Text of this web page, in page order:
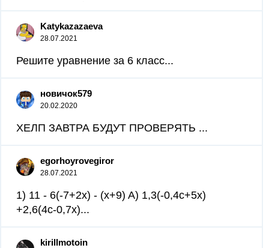
Katykazazaeva
28.07.2021
Решите уравнение за 6 класс​...
новичок579
20.02.2020
ХЕЛП ЗАВТРА БУДУТ ПРОВЕРЯТЬ ​...
egorhoyrovegiror
28.07.2021
1) 11 - 6(-7+2x) - (x+9) A) 1,3(-0,4c+5x)
+2,6(4c-0,7x)​...
kirillmotoin